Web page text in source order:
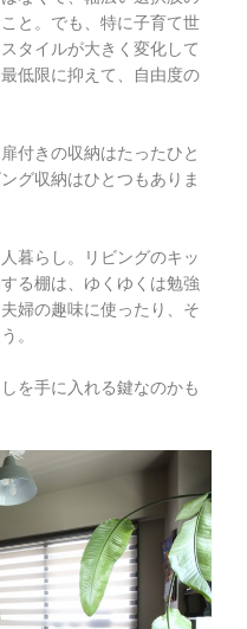
と。でも、特に子育て世
タイルが大きく変化して
低限に抑えて、自由度の
付きの収納はたったひと
グ収納はひとつもありま
暮らし。リビングのキッ
る棚は、ゆくゆくは勉強
婦の趣味に使ったり、そ
。
を手に入れる鍵なのかも